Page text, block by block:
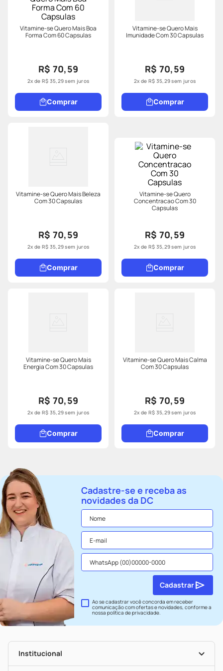
Vitamine-se Quero Mais Boa
Forma Com 60 Capsulas
R$ 70,59
2x de R$ 35,29sem juros
Comprar
Vitamine-se Quero Mais
Imunidade Com 30 Capsulas
R$ 70,59
2x de R$ 35,29sem juros
Comprar
Vitamine-se Quero Mais Beleza
Com 30 Capsulas
R$ 70,59
2x de R$ 35,29sem juros
Comprar
Vitamine-se Quero
Concentracao Com 30
Capsulas
R$ 70,59
2x de R$ 35,29sem juros
Comprar
Vitamine-se Quero Mais
Energia Com 30 Capsulas
R$ 70,59
2x de R$ 35,29sem juros
Comprar
Vitamine-se Quero Mais Calma
Com 30 Capsulas
R$ 70,59
2x de R$ 35,29sem juros
Comprar
Cadastre-se e receba as
novidades da DC
Ao se cadastrar você concorda em receber
comunicação com ofertas e novidades, conforme a
nossapolítica de privacidade.
Cadastrar
Institucional